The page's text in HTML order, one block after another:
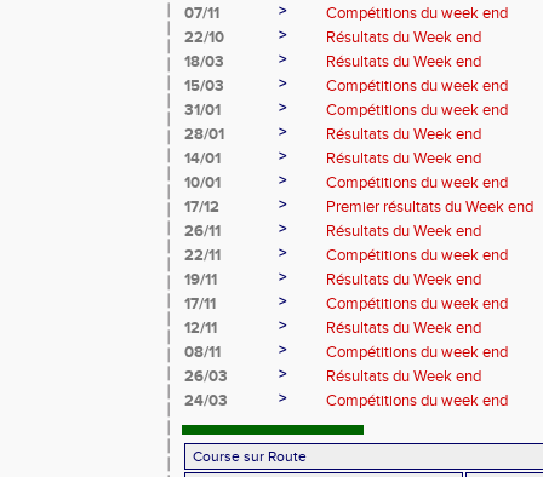
07/11
>
Compétitions du week end
22/10
>
Résultats du Week end
18/03
>
Résultats du Week end
15/03
>
Compétitions du week end
31/01
>
Compétitions du week end
28/01
>
Résultats du Week end
14/01
>
Résultats du Week end
10/01
>
Compétitions du week end
17/12
>
Premier résultats du Week end
26/11
>
Résultats du Week end
22/11
>
Compétitions du week end
19/11
>
Résultats du Week end
17/11
>
Compétitions du week end
12/11
>
Résultats du Week end
08/11
>
Compétitions du week end
26/03
>
Résultats du Week end
24/03
> Compétitions du week end